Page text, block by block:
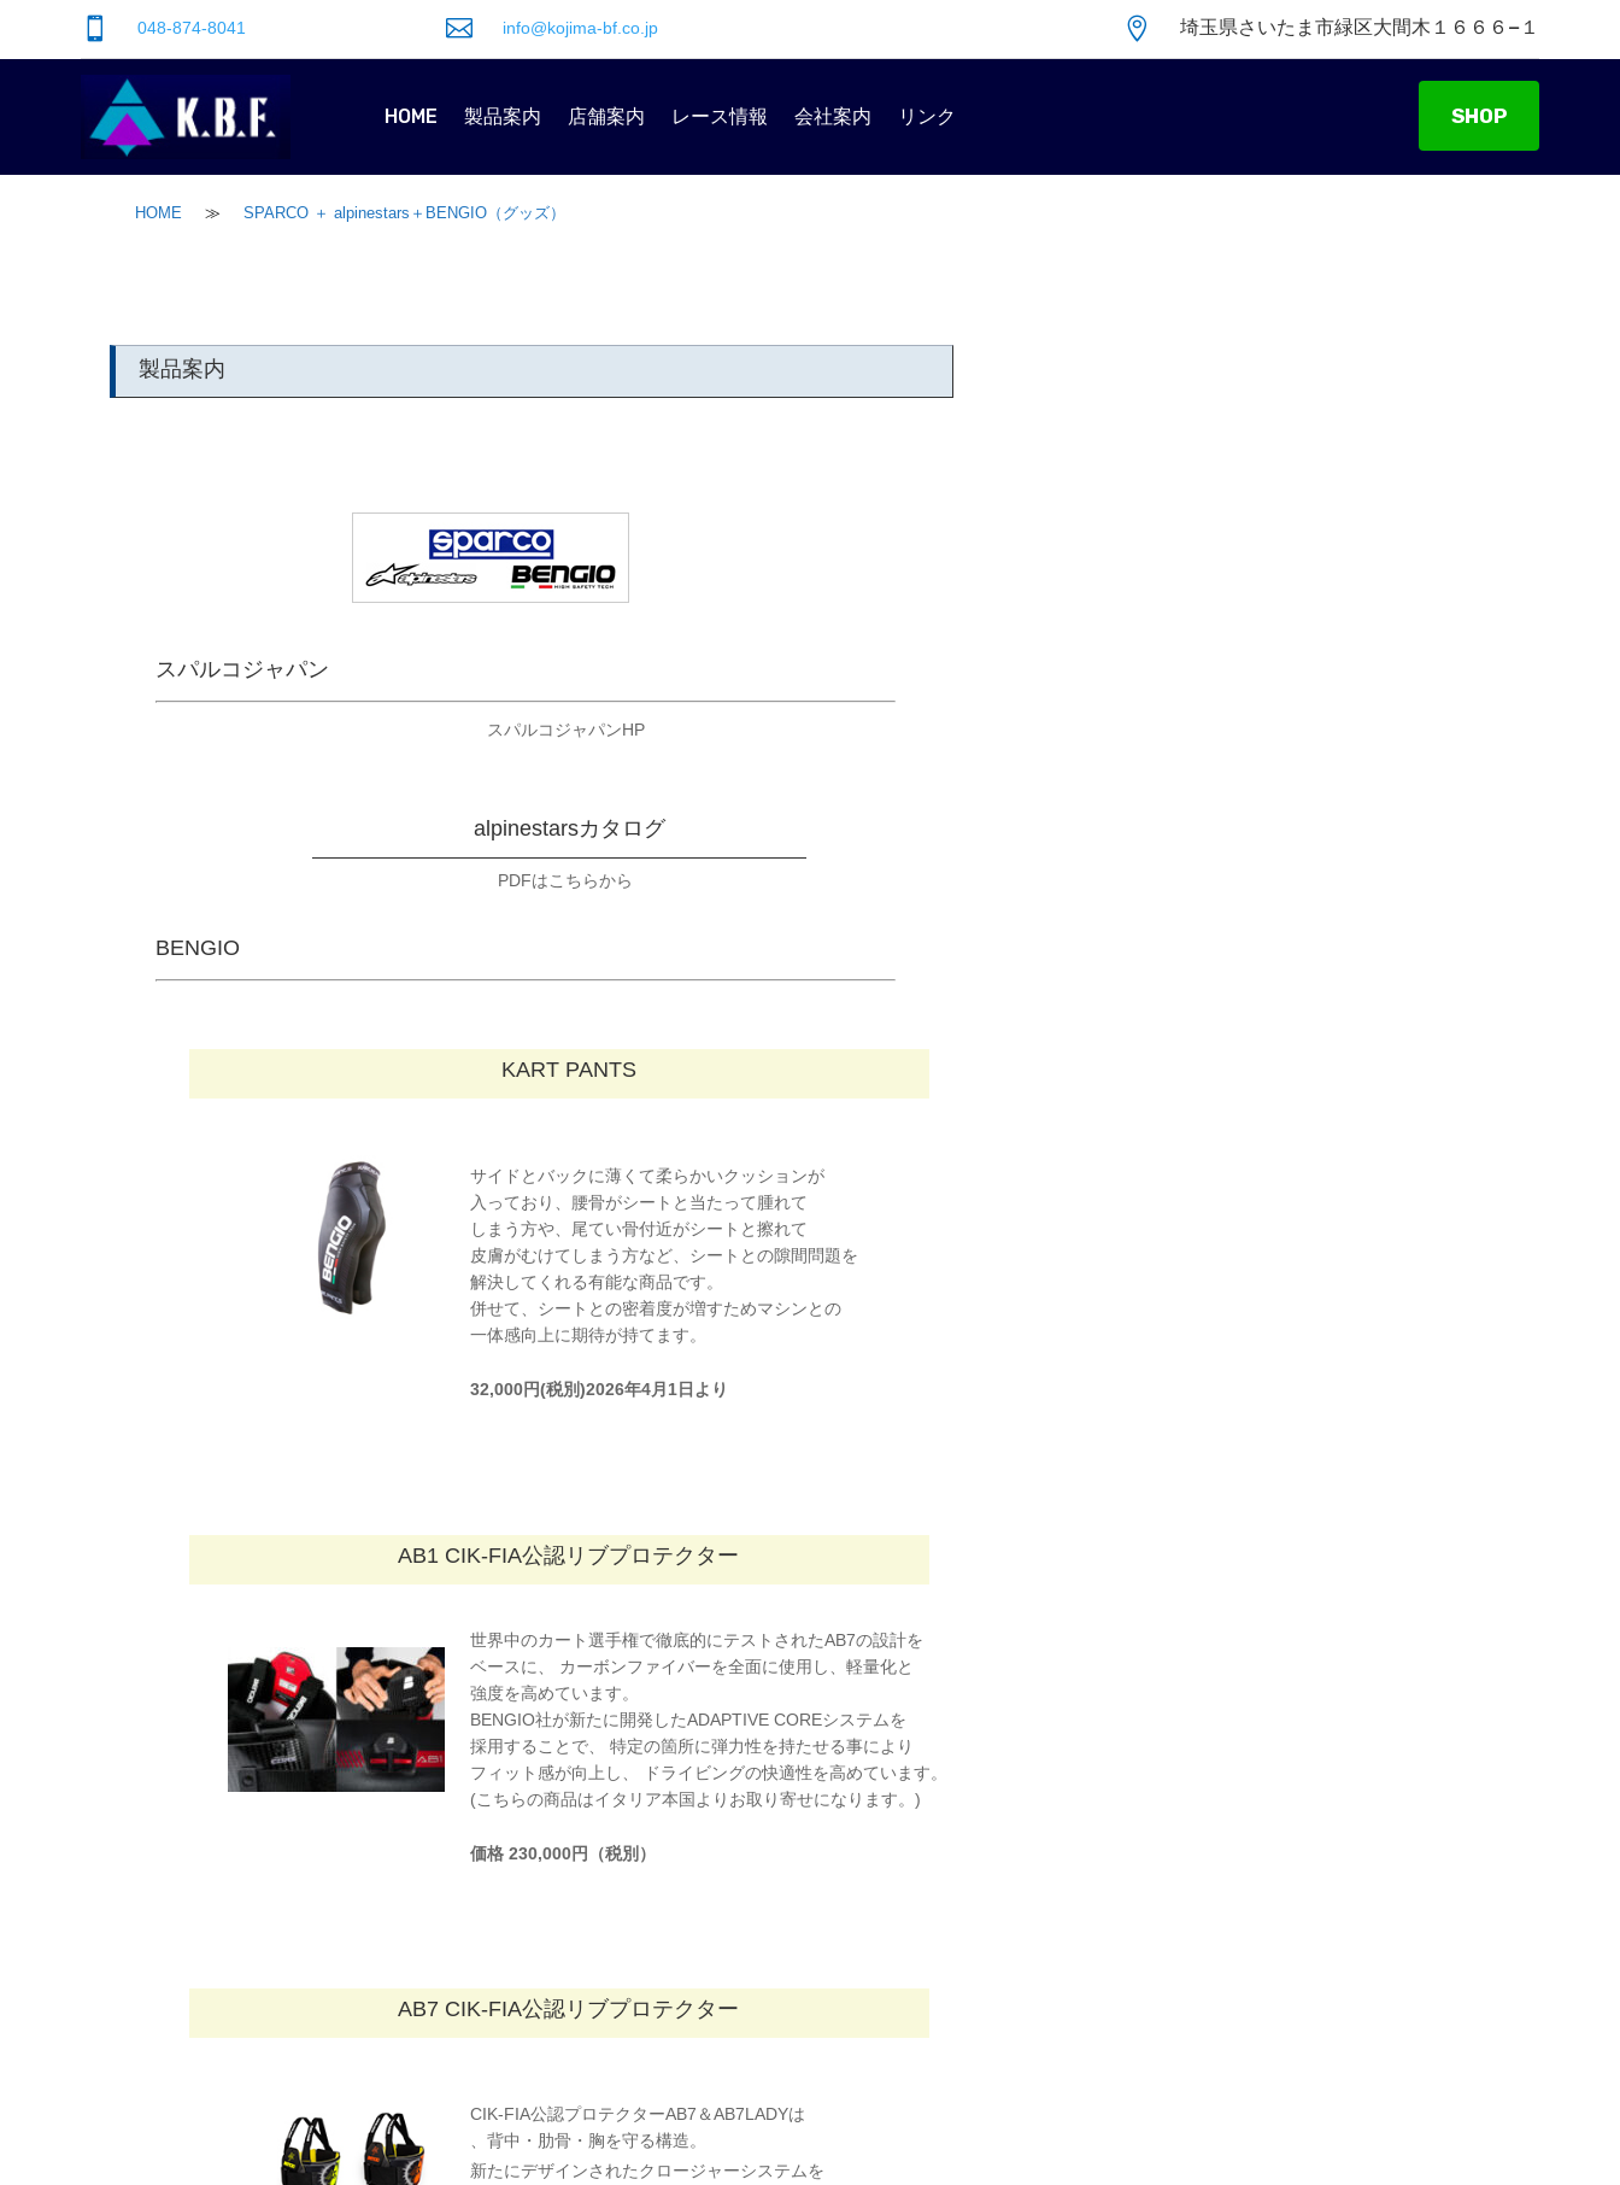
 048-874-8041  info@kojima-bf.co.jp  埼玉県さいたま市緑区大間木１６６６−１
HOME 製品案内 店舗案内 レース情報 会社案内 リンク SHOP
HOME ≫ SPARCO ＋ alpinestars＋BENGIO（グッズ）
製品案内
スパルコジャパン
スパルコジャパンHP
alpinestarsカタログ
PDFはこちらから
BENGIO
KART PANTS
サイドとバックに薄くて柔らかいクッションが
入っており、腰骨がシートと当たって腫れて
しまう方や、尾てい骨付近がシートと擦れて
皮膚がむけてしまう方など、シートとの隙間問題を
解決してくれる有能な商品です。
併せて、シートとの密着度が増すためマシンとの
一体感向上に期待が持てます。
32,000円(税別)2026年4月1日より
AB1 CIK-FIA公認リブプロテクター
世界中のカート選手権で徹底的にテストされたAB7の設計を
ベースに、 カーボンファイバーを全面に使用し、軽量化と
強度を高めています。
BENGIO社が新たに開発したADAPTIVE COREシステムを
採用することで、 特定の箇所に弾力性を持たせる事により
フィット感が向上し、 ドライビングの快適性を高めています。
(こちらの商品はイタリア本国よりお取り寄せになります。)
価格 230,000円（税別）
AB7 CIK-FIA公認リブプロテクター
CIK-FIA公認プロテクターAB7＆AB7LADYは
、背中・肋骨・胸を守る構造。
新たにデザインされたクロージャーシステムを